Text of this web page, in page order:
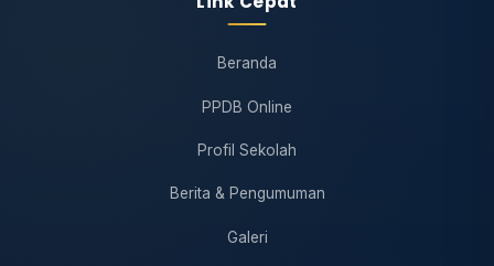
Beranda
PPDB Online
Profil Sekolah
Berita & Pengumuman
Galeri